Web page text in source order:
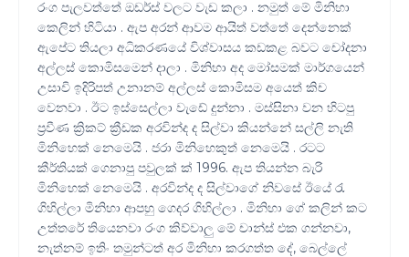
රංග පැලවත්තේ ඔඩර්ස් වලට වැඩ කලා . නමුත් මේ මිනිහා
කෙලින් හිටියා . ඇප අරන් ආවම ආයිත් වත්තේ දෙන්නෙක්
ඇපේට තියලා අධිකරණයේ විශ්වාසය කඩකළ බවට චෝදනා
අල්ලස් කොමිසමෙන් දාලා . මිනිහා අද මෝසමක් මාර්ගයෙන්
උසාවි ඉදිරිපත් උනානම් අල්ලස් කොමිසම අයෙත් කිච
වෙනවා . ඊට ඉස්සෙල්ලා වැඩේ දුන්නා . මස්සිනා වන හිටපු
ප්‍රවීණ ක්‍රිකට් ක්‍රීඩක අරවින්ද ද සිල්වා කියන්නේ සල්ලි නැති
මිනිහෙක් නෙමෙයි . ජරා මිනිහෙකුත් නෙමෙයි . රටට
කීර්තියක් ගෙනාපු පවුලක් ක් 1996. ඇප තියන්න බැරි
මිනිහෙක් නෙමෙයි . අරවින්ද ද සිල්වාගේ නිවසේ ඊයේ රැ
ගිහිල්ලා මිනිහා ආපහු ගෙදර ගිහිල්ලා . මිනිහා ගේ කලින් කට
උත්තරේ තියෙනවා රංග කිව්වාලු මේ චාන්ස් එක ගන්නවා,
නැත්නම් ඉතිං තමුන්ටත් අර මිනිහා කරගත්ත දේ, බෙල්ලේ